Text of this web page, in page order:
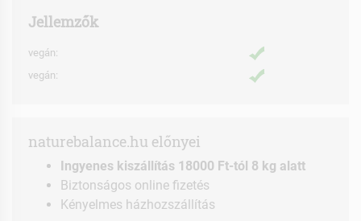
Jellemzők
vegán:
vegán:
naturebalance.hu előnyei
Ingyenes kiszállítás 18000 Ft-tól 8 kg alatt
Biztonságos online fizetés
Kényelmes házhozszállítás